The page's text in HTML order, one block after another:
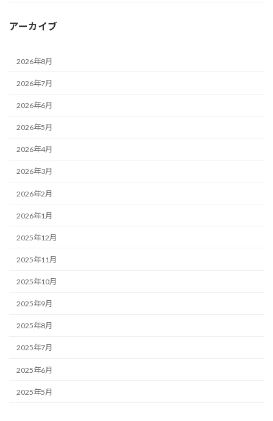
アーカイブ
2026年8月
2026年7月
2026年6月
2026年5月
2026年4月
2026年3月
2026年2月
2026年1月
2025年12月
2025年11月
2025年10月
2025年9月
2025年8月
2025年7月
2025年6月
2025年5月